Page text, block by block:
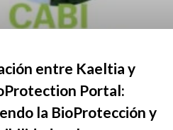
entre Kaeltia y
Portal:
la BioProtección y